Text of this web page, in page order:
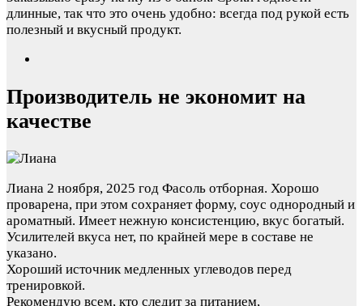
длинные, так что это очень удобно: всегда под рукой есть
полезный и вкусный продукт.
Производитель не экономит на
качестве
Лиана 2 ноября, 2025 год Фасоль отборная. Хорошо
проварена, при этом сохраняет форму, соус однородный и
ароматный. Имеет нежную консистенцию, вкус богатый.
Усилителей вкуса нет, по крайней мере в составе не
указано.
Хороший источник медленных углеводов перед
тренировкой.
Рекомендую всем, кто следит за питанием,